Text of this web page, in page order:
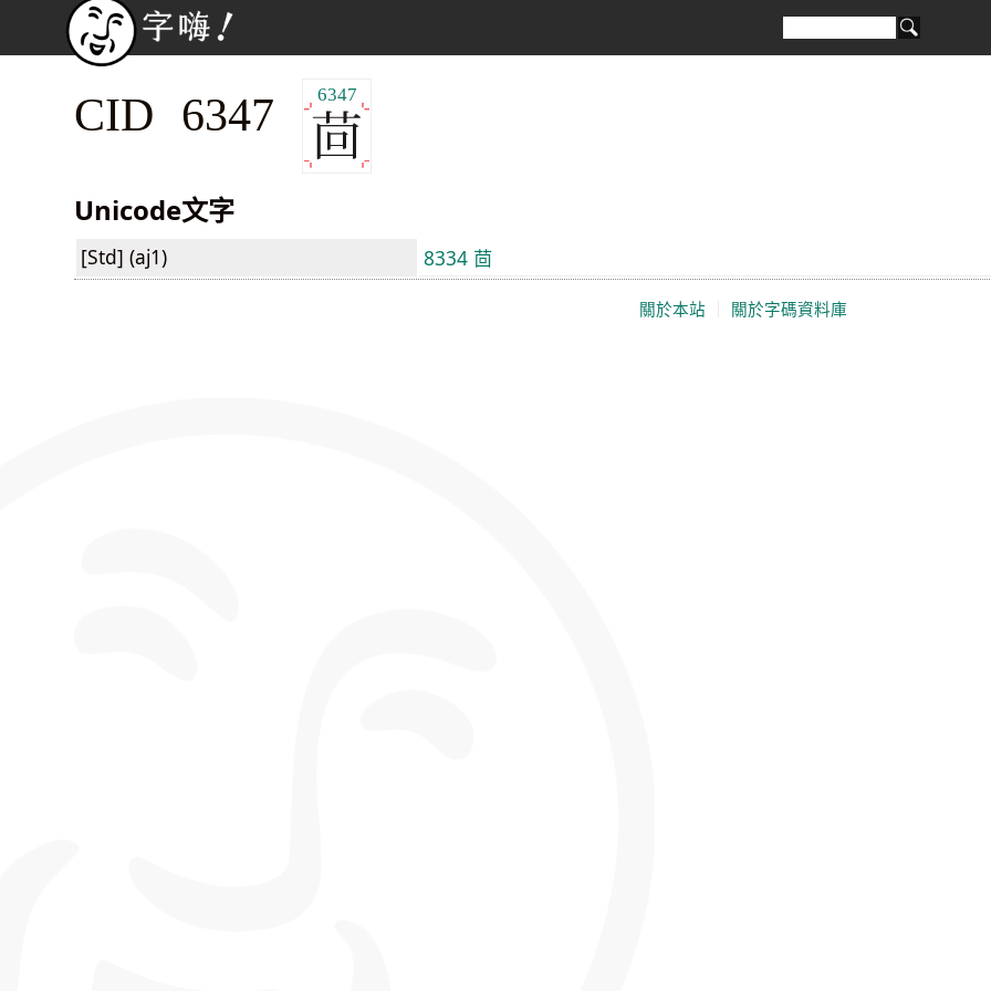
CID 6347 6347
Unicode文字
[Std] (aj1) 8334 茴
關於本站 關於字碼資料庫